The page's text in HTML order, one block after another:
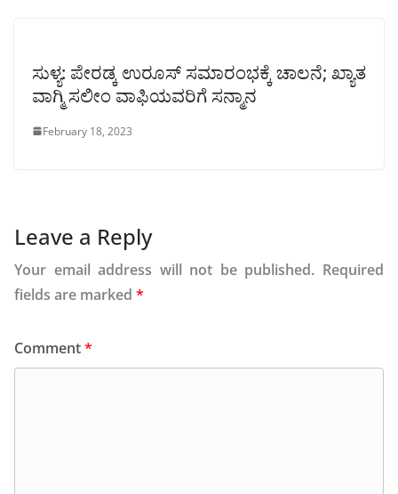
ಸುಳ್ಯ: ಪೇರಡ್ಕ ಉರೂಸ್ ಸಮಾರಂಭಕ್ಕೆ ಚಾಲನೆ; ಖ್ಯಾತ
ವಾಗ್ಮಿ ಸಲೀಂ ವಾಫಿಯವರಿಗೆ ಸನ್ಮಾನ
February 18, 2023
Leave a Reply
Your email address will not be published. Required
fields are marked *
Comment*